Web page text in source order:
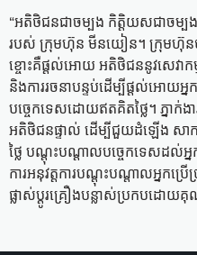
“អតិថិជនជាចម្បង កិត្តិយសជាចម្បង
របស់ ក្រុមហ៊ុន មីនយៀន។ ក្រុមហ៊ុនបា
ខ្ចោះគឺផ្តល់អោយ អតិថិជននូវសេវាក
និងការរចនាបន្ទប់ដើម្បីផ្តល់អោយអ្
បច្ចេកទេសដោយឥតគិតថ្លៃ។ ភ្នា
អតិថិជនផ្ទាល់ ដើម្បីជួយដំឡើង
ថ្លៃ បណ្តុះបណ្តាលបច្ចេកទេសដ
ការអនុវត្តការបណ្តុះបណ្តាលអ្នកប្រ
ផ្លាស់ប្តូរគ្រឿងបន្លាស់ប្រកបដោយ